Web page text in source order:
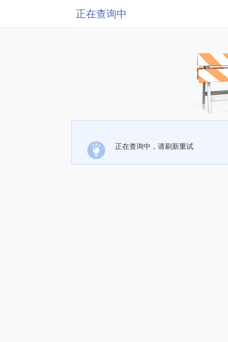
正在查询中
正在查询中，请刷新重试